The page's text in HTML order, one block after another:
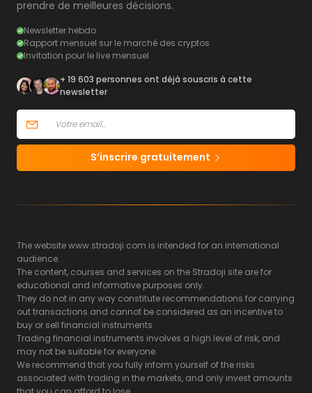
prendre de meilleures décisions.
Newsletter hebdo
Rapport mensuel sur le marché des cryptos
Invitation pour le live mensuel
+ 19 603 personnes ont déjà souscris à cette
newsletter
S’inscrire gratuitement
The website www.stradoji.com is intended for an international
audience.
The content, courses and services on the Stradoji site are for
educational and informative purposes only.
They do not in any way constitute recommendations for carrying
out transactions and cannot be considered as an incentive to
buy or sell financial instruments.
Trading financial instruments involves a high level of risk, and
may not be suitable for everyone.
We recommend that you fully inform yourself of the risks
associated with trading in the markets, and only invest amounts